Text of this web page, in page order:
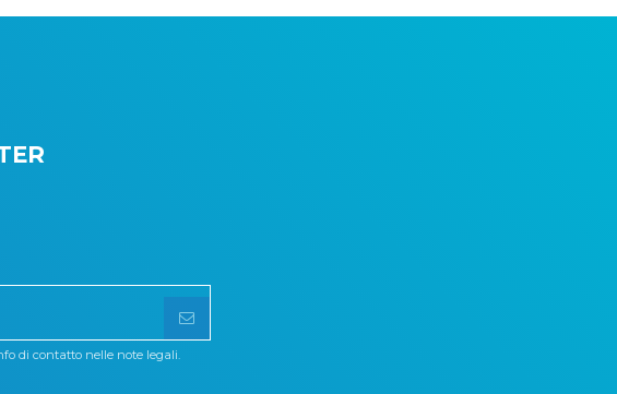
di contatto nelle note legali.